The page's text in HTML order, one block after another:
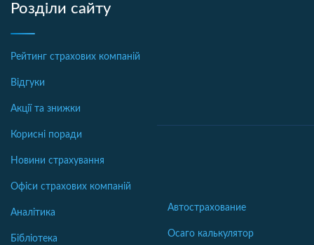
Розділи сайту
Рейтинг страхових компаній
Відгуки
Акції та знижки
Корисні поради
Новини страхування
Офіси страхових компаній
Аналітика
Бібліотека
Автострахование
Осаго калькулятор